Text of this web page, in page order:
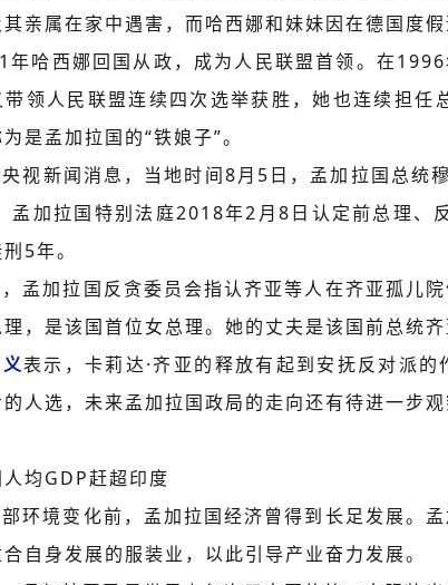
亲属在家中遇害，而哈西娜和妹妹因在德国度
年哈西娜回国从政，成为人民联盟首领。在
带领人民联盟连续四次选举获胜，她也连续担
是孟加拉国的“铁娘子”。
视新闻消息，当地时间8月5日，孟加拉国总统
孟加拉国特别法庭2018年2月8日认定前总理、
5年。
孟加拉国反贪委员会指认齐亚等人在齐亚孤儿
，是该国首位女总理。她的丈夫是该国前总统齐
表示，卡莉达·齐亚的释放有起到安抚反对派
人选，未来孟加拉国政局的走向还有待进一步观
均GDP赶超印度
环境变化前，孟加拉国经济曾得到长足发展。
自身发展的服装业，以此引导产业奋力发展。